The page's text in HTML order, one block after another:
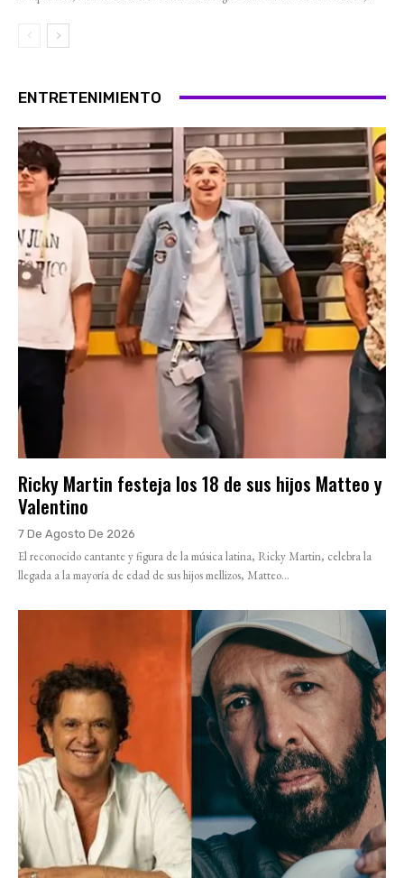
ENTRETENIMIENTO
Ricky Martin festeja los 18 de sus hijos Matteo y
Valentino
7 De Agosto De 2026
El reconocido cantante y figura de la música latina, Ricky Martin, celebra la
llegada a la mayoría de edad de sus hijos mellizos, Matteo...